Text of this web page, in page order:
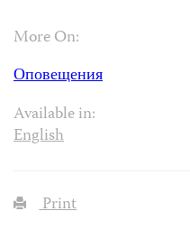
More On:
Оповещения
Available in:
English
Print